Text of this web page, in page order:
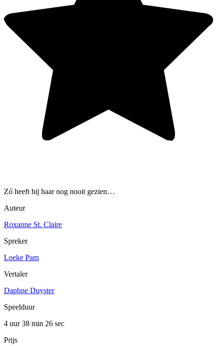
Zó heeft hij haar nog nooit gezien…
Auteur
Roxanne St. Claire
Spreker
Loeke Pam
Vertaler
Daphne Duyster
Speelduur
4 uur 38 min 26 sec
Prijs